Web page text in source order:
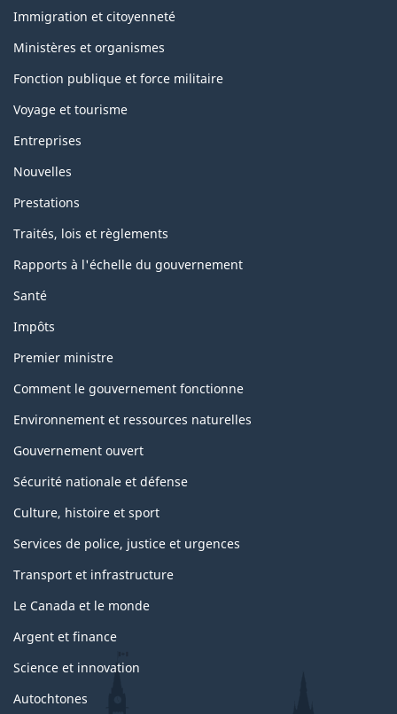
Immigration et citoyenneté
Ministères et organismes
Fonction publique et force militaire
Voyage et tourisme
Entreprises
Nouvelles
Prestations
Traités, lois et règlements
Rapports à l'échelle du gouvernement
Santé
Impôts
Premier ministre
Comment le gouvernement fonctionne
Environnement et ressources naturelles
Gouvernement ouvert
Sécurité nationale et défense
Culture, histoire et sport
Services de police, justice et urgences
Transport et infrastructure
Le Canada et le monde
Argent et finance
Science et innovation
Autochtones